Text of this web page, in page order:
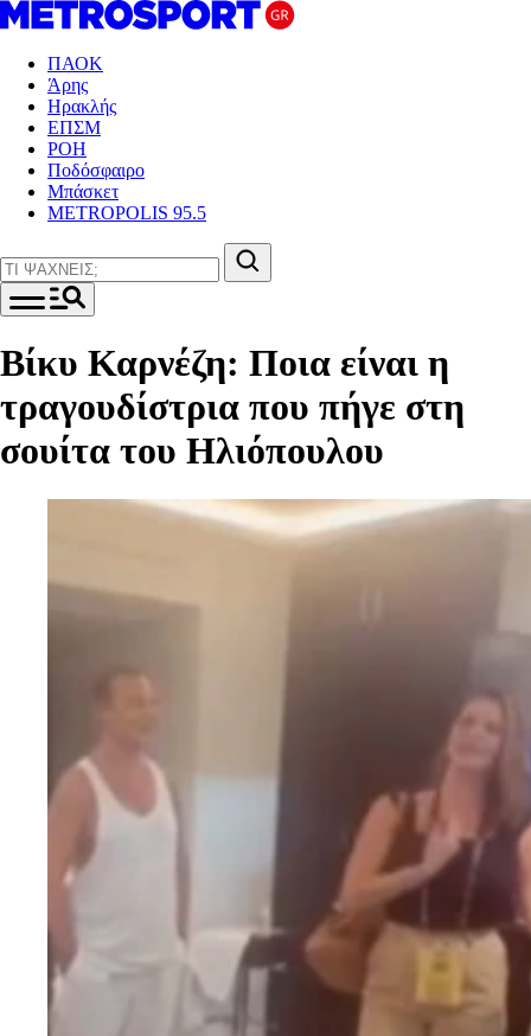
ΠΑΟΚ
Άρης
Ηρακλής
ΕΠΣΜ
ΡΟΗ
Ποδόσφαιρο
Μπάσκετ
METROPOLIS 95.5
Βίκυ Καρνέζη: Ποια είναι η
τραγουδίστρια που πήγε στη
σουίτα του Ηλιόπουλου